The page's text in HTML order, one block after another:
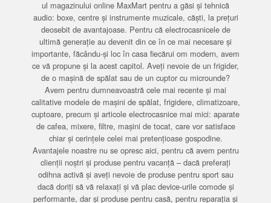
ul magazinului online MaxMart pentru a găsi și tehnică
audio: boxe, centre și instrumente muzicale, căști, la prețuri
deosebit de avantajoase. Pentru că electrocasnicele de
ultimă generație au devenit din ce în ce mai necesare și
importante, făcându-și loc în casa fiecărui om modern, avem
ce vă propune și la acest capitol. Aveți nevoie de un frigider,
de o mașină de spălat sau de un cuptor cu microunde?
Avem pentru dumneavoastră cele mai recente și mai
calitative modele de mașini de spălat, frigidere, climatizoare,
cuptoare, precum și articole electrocasnice mai mici: aparate
de cafea, mixere, filtre, mașini de tocat, care vor satisface
chiar și cerințele celei mai pretențioase gospodine.
Avantajele noastre nu se opresc aici, pentru că avem pentru
clienții noștri și produse pentru vacanță – dacă preferați
odihna activă și aveți nevoie de produse pentru sport sau
dacă doriți să vă relaxați și vă plac device-urile comode și
performante, dar și produse pentru casă, pentru reparația și